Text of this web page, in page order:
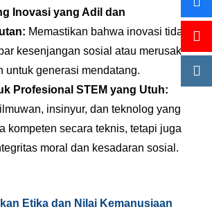
Inovasi yang Adil dan
Memastikan bahwa inovasi tidak
kesenjangan sosial atau merusak
untuk generasi mendatang.
Profesional STEM yang Utuh:
insinyur, dan teknolog yang
kompeten secara teknis, tetapi juga
moral dan kesadaran sosial.
Etika dan Nilai Kemanusiaan